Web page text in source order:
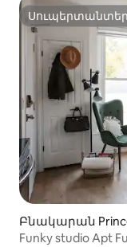
Սուպերտանտեր
Սուպերտանտեր
Բնակարան
Funky studio Apt